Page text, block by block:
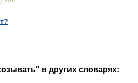
в других словарях: